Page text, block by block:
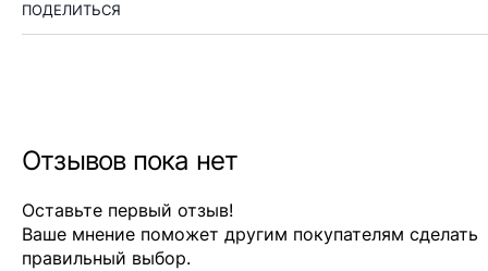
ПОДЕЛИТЬСЯ
Отзывов пока нет
Оставьте первый отзыв!
Ваше мнение поможет другим покупателям сделать
правильный выбор.